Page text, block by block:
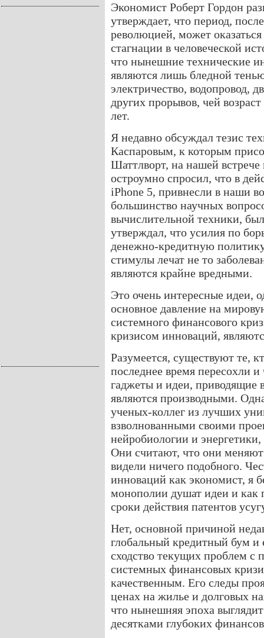
Экономист Роберт Гордон
утверждает, что период,
революцией, может
стагнации в человеческой
что нынешние технические
являются лишь бледной
электричество, водопровод,
других прорывов, чей
лет.
Я недавно обсуждал тезис
Каспаровым, к которым
Шаттлворт, на нашей
остроумно спросил, что в
iPhone 5, привнесли в наши
большинство научных
вычислительной техники,
утверждал, что усилия по
денежно-кредитную
стимулы лечат не то
являются крайне вредными.
Это очень интересные идеи,
основное давление на
системного финансового
кризисом инноваций,
Разумеется, существуют те,
последнее время пересохли
гаджеты и идеи, приводящие
являются производными.
ученых-коллег из лучших
взволнованными своими
нейробиологии и
Они считают, что они
видели ничего подобного.
инноваций как экономист, я
монополии душат идеи и как
сроки действия патентов
Нет, основной причиной
глобальный кредитный бум
сходство текущих проблем с
системных финансовых
качественным. Его следы
ценах на жилье и долговых
что нынешняя эпоха
десятками глубоких